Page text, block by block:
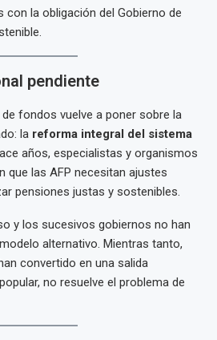
con la obligación del Gobierno de
pendiente
fondos vuelve a poner sobre la
la reforma integral del sistema
años, especialistas y organismos
que las AFP necesitan ajustes
pensiones justas y sostenibles.
y los sucesivos gobiernos no han
alternativo. Mientras tanto,
convertido en una salida
no resuelve el problema de